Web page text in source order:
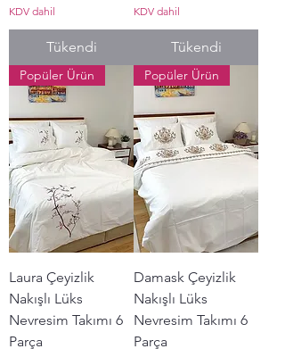
KDV dahil
Tükendi
KDV dahil
Tükendi
Popüler Ürün
Laura Çeyizlik
Nakışlı Lüks
Nevresim Takımı 6
Parça
Popüler Ürün
Damask Çeyizlik
Nakışlı Lüks
Nevresim Takımı 6
Parça